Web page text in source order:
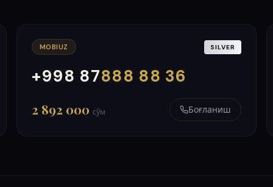
MOBIUZ SILVER
+998 87888 88 36
000
999
2 892 000 сўм Боғланиш